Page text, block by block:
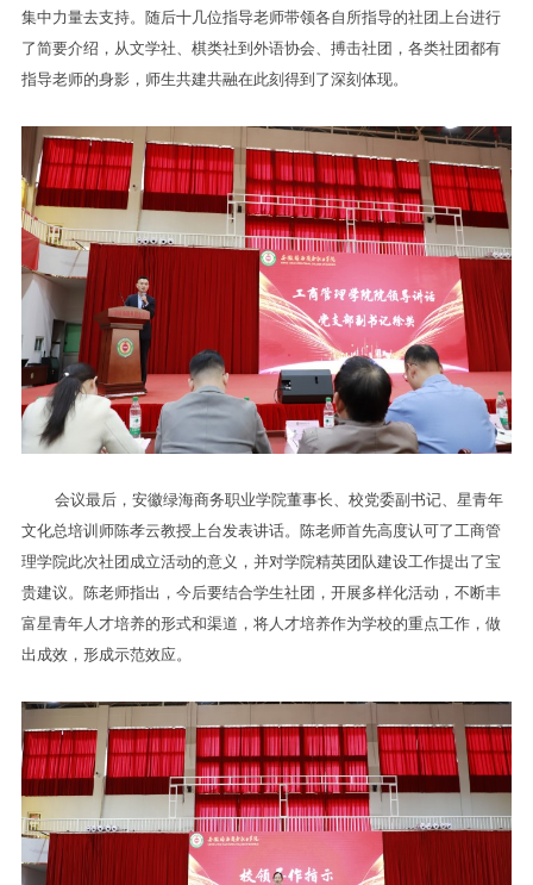
集中力量去支持。随后十几位指导老师带领各自所指导的社团上台进行
了简要介绍，从文学社、棋类社到外语协会、搏击社团，各类社团都有
指导老师的身影，师生共建共融在此刻得到了深刻体现。
会议最后，安徽绿海商务职业学院董事长、校党委副书记、星青年
文化总培训师陈孝云教授上台发表讲话。陈老师首先高度认可了工商管
理学院此次社团成立活动的意义，并对学院精英团队建设工作提出了宝
贵建议。陈老师指出，今后要结合学生社团，开展多样化活动，不断丰
富星青年人才培养的形式和渠道，将人才培养作为学校的重点工作，做
出成效，形成示范效应。